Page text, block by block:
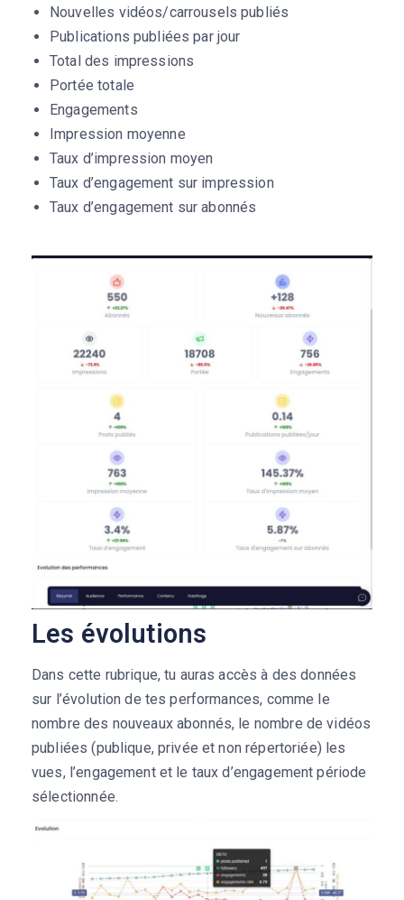
Nouvelles vidéos/carrousels publiés
Publications publiées par jour
Total des impressions
Portée totale
Engagements
Impression moyenne
Taux d’impression moyen
Taux d’engagement sur impression
Taux d’engagement sur abonnés
Les évolutions
Dans cette rubrique, tu auras accès à des données
sur l’évolution de tes performances, comme le
nombre des nouveaux abonnés, le nombre de vidéos
publiées (publique, privée et non répertoriée) les
vues, l’engagement et le taux d’engagement période
sélectionnée.